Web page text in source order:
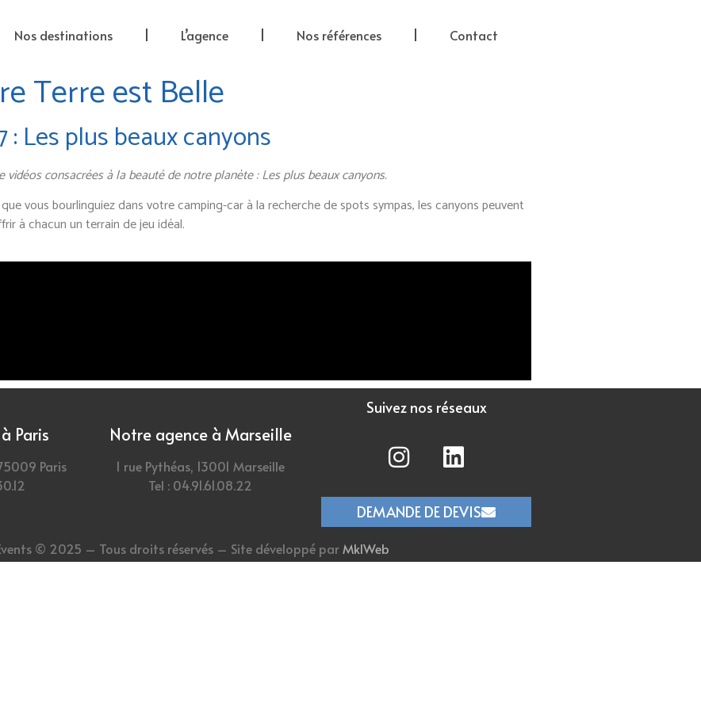
Nos destinations L’agence Nos références Contact
Terre est Belle
: Les plus beaux canyons
consacrées à la beauté de notre planète : Les plus beaux canyons.
vous bourlinguiez dans votre camping-car à la recherche de spots sympas, les canyons peuvent
à chacun un terrain de jeu idéal.
Paris
Paris
Notre agence à Marseille
1 rue Pythéas, 13001 Marseille
Tel : 04.91.61.08.22
Suivez nos réseaux
DEMANDE DE DEVIS
© 2025 – Tous droits réservés – Site développé parMklWeb